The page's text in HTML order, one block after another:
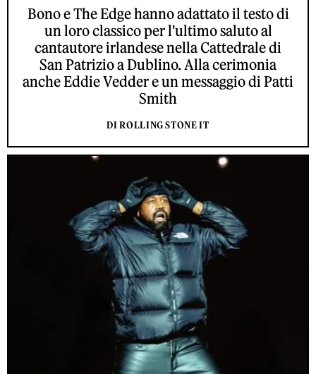
Bono e The Edge hanno adattato il testo di
un loro classico per l'ultimo saluto al
cantautore irlandese nella Cattedrale di
San Patrizio a Dublino. Alla cerimonia
anche Eddie Vedder e un messaggio di Patti
Smith
DI ROLLING STONE IT